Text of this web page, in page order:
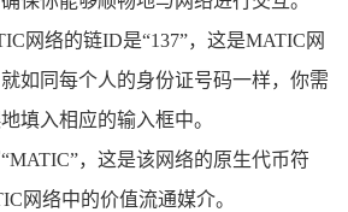
网络的链ID是“137”，这是MATIC网
如同每个人的身份证号码一样，你需
填入相应的输入框中。
，这是该网络的原生代币符
网络中的价值流通媒介。